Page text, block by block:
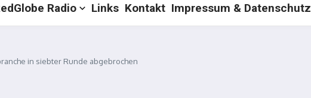
Radio Links Kontakt Impressum & Datenschutz
in siebter Runde abgebrochen